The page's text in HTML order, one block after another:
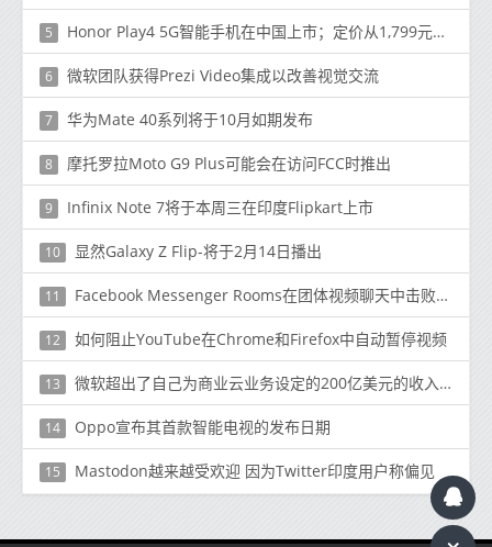
5 Honor Play4 5G智能手机在中国上市；定价从1,799元（225美元）开始
6 微软团队获得Prezi Video集成以改善视觉交流
7 华为Mate 40系列将于10月如期发布
8 摩托罗拉Moto G9 Plus可能会在访问FCC时推出
9 Infinix Note 7将于本周三在印度Flipkart上市
10 显然Galaxy Z Flip-将于2月14日播出
11 Facebook Messenger Rooms在团体视频聊天中击败Zoom
12 如何阻止YouTube在Chrome和Firefox中自动暂停视频
13 微软超出了自己为商业云业务设定的200亿美元的收入目标
14 Oppo宣布其首款智能电视的发布日期
15 Mastodon越来越受欢迎 因为Twitter印度用户称偏见